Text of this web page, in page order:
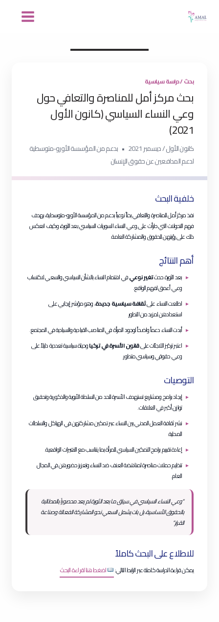
???????
بحث / دراسة سياسية
بحث مركز أمل للمناصرة والتعافي حول
وعي النساء السياسي (كانون الأول
2021)
كانون الأول / ديسمبر 2021
بدعم من المؤسسة الأورو-متوسطية
لدعم المدافعين عن حقوق الإنسان
خلفية البحث
نفذ مركز أمل للمناصرة والتعافي بحثاً نوعياً بدعم من المؤسسة الأورو-متوسطية، بهدف
فهم التحولات التي طرأت على وعي النساء السوريات السياسي بعد الثورة، وكيف انعكس
ذلك على رؤيتهن للحقوق والمشاركة العامة.
أهم النتائج
بعد الثورة حدثتغير نوعيفي اهتمام النساء بالشأن السياسي والسعي لاكتساب
وعي أعمق لفهم الواقع.
اطلعت النساء علىثقافة سياسية جديدة، وهو مؤشر إيجابي على
استعدادهن لمزيد من التطور.
أبدت النساء دعماً واضحاً لوجود المرأة في المناصب القيادية والسيادية في المجتمع.
اعتبر تركيز اللاجئات علىقانون الأسرة في تركياوحياة سياسية تعددية دليلاً على
وعي حقوقي وسياسي متطور.
التوصيات
إيجاد برامج ومشاريع تستهدف الأسرة للحد من السلطة الأبوية والذكورية وتحقيق
توازن أكبر في العلاقات.
نشر ثقافة العمل المدني بين النساء عبر تمكين مشاركتهن في الهياكل والسلطات
المحلية.
إعادة تقييم برامج التمكين السياسي للمرأة بما يتناسب مع التغيرات الواقعية.
تنظيم حملات مناصرة لمناهضة العنف ضد النساء وتعزيز حضورهن في المجال
العام.
“وعي النساء السياسي في سياق ما بعد الثورة لم يعد محصوراً بالمطالبة
بالحقوق الأساسية، بل بات يشمل السعي نحو المشاركة الفعالة وصناعة
القرار.”
للاطلاع على البحث كاملاً
يمكن قراءة الدراسة كاملة عبر الرابط التالي: اضغط هنا لقراءة البحث